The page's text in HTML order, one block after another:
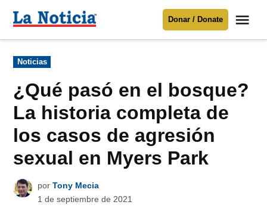
Para mantenerte informado necesitamos
Donar
contenido
Noticia
Donar / Donate
Publicado
en
Noticias
¿Qué pasó en el bosque?
La historia completa de
los casos de agresión
sexual en Myers Park
por Tony Mecia
1 de septiembre de 2021